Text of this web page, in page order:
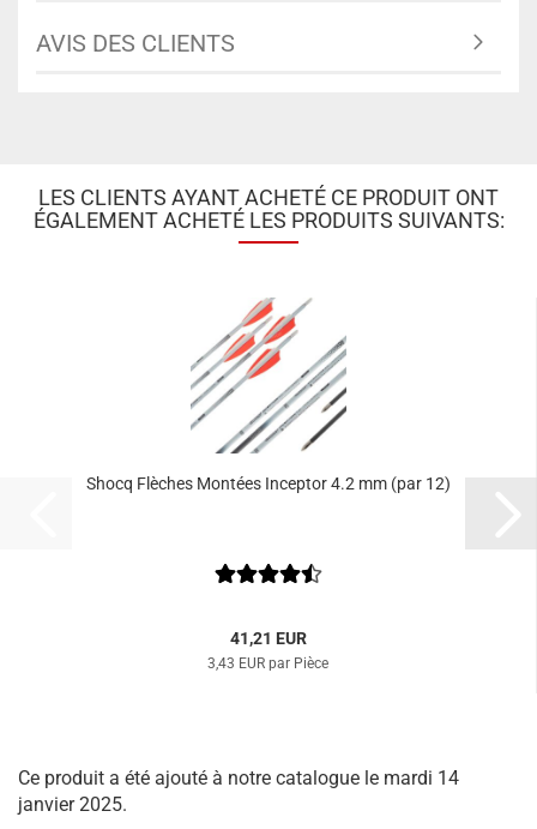
AVIS DES CLIENTS
LES CLIENTS AYANT ACHETÉ CE PRODUIT ONT
ÉGALEMENT ACHETÉ LES PRODUITS SUIVANTS:
Shocq Flèches Montées Inceptor 4.2 mm (par 12)
41,21 EUR
3,43 EUR par Pièce
Ce produit a été ajouté à notre catalogue le mardi 14
janvier 2025.